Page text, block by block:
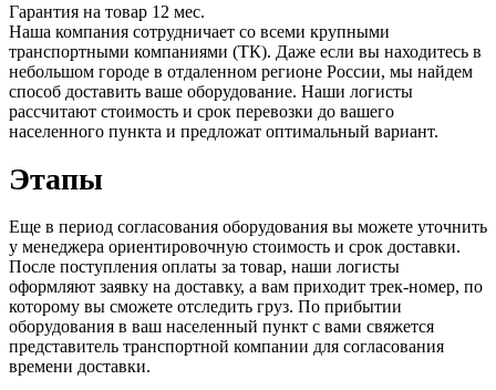
Гарантия на товар 12 мес.
Наша компания сотрудничает со всеми крупными
транспортными компаниями (ТК). Даже если вы находитесь в
небольшом городе в отдаленном регионе России, мы найдем
способ доставить ваше оборудование. Наши логисты
рассчитают стоимость и срок перевозки до вашего
населенного пункта и предложат оптимальный вариант.
Этапы
Еще в период согласования оборудования вы можете уточнить
у менеджера ориентировочную стоимость и срок доставки.
После поступления оплаты за товар, наши логисты
оформляют заявку на доставку, а вам приходит трек-номер, по
которому вы сможете отследить груз. По прибытии
оборудования в ваш населенный пункт с вами свяжется
представитель транспортной компании для согласования
времени доставки.